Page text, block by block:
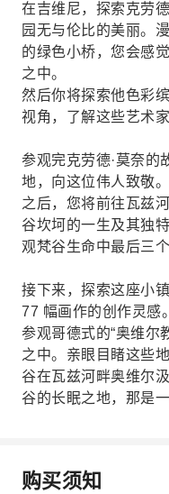
在吉维尼，探索克劳
园无与伦比的美丽。
的绿色小桥，您会感
之中。
然后你将探索他色彩
视角，了解这些艺术
参观完克劳德·莫奈的
地，向这位伟人致敬。
之后，您将前往瓦兹
谷坎坷的一生及其独
观梵谷生命中最后三
接下来，探索这座小
77 幅画作的创作灵感。
参观哥德式的“奥维尔
之中。亲眼目睹这些
谷在瓦兹河畔奥维尔
谷的长眠之地，那是
购买须知